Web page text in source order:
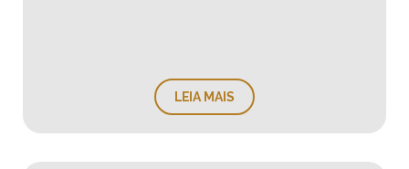
LEIA MAIS